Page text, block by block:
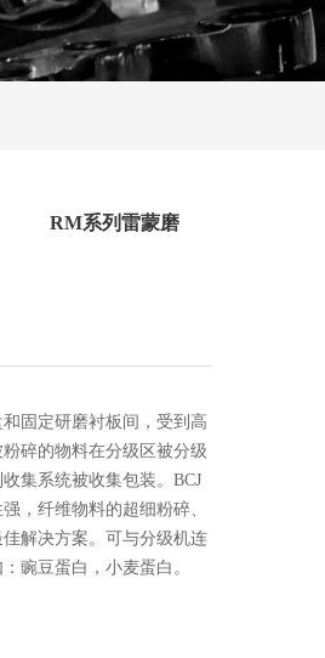
固定研磨衬板间，受到高
碎的物料在分级区被分级
集系统被收集包装。BCJ
，纤维物料的超细粉碎、
解决方案。可与分级机连
豌豆蛋白，小麦蛋白。
RM系列雷蒙磨